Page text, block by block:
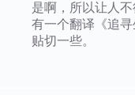
是啊，所以让人
有一个翻译《追
贴切一些。